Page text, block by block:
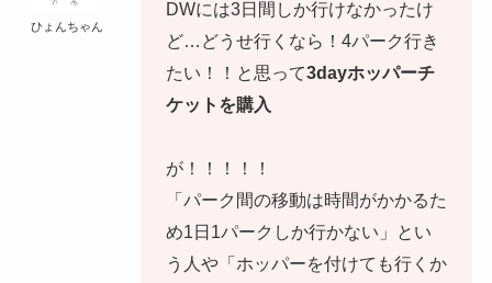
ひょんちゃん
DWには3日間しか行けなかったけ
ど…どうせ行くなら！4パーク行き
たい！！と思って3dayホッパーチ
ケットを購入
が！！！！！
「パーク間の移動は時間がかかるた
め1日1パークしか行かない」とい
う人や「ホッパーを付けても行くか